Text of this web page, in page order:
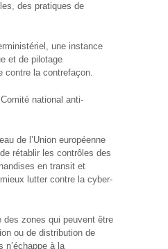
des pratiques de
une instance
et de pilotage
contre la contrefaçon.
national anti-
de l’Union européenne
rétablir les contrôles des
en transit et
lutter contre la cyber-
des zones qui peuvent être
ou de distribution de
n’échappe à la